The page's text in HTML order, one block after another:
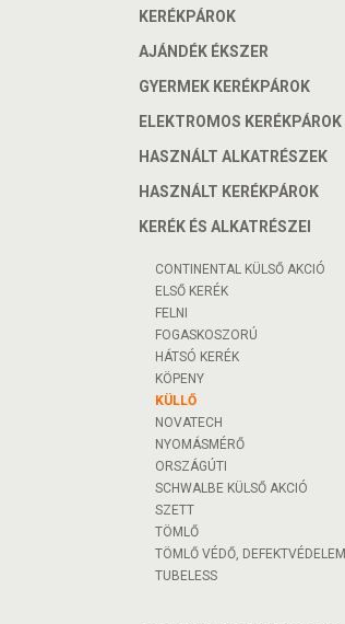
KERÉKPÁROK
AJÁNDÉK ÉKSZER
GYERMEK KERÉKPÁROK
ELEKTROMOS KERÉKPÁROK
HASZNÁLT ALKATRÉSZEK
HASZNÁLT KERÉKPÁROK
KERÉK ÉS ALKATRÉSZEI
CONTINENTAL KÜLSŐ AKCIÓ
ELSŐ KERÉK
FELNI
FOGASKOSZORÚ
HÁTSÓ KERÉK
KÖPENY
KÜLLŐ
NOVATECH
NYOMÁSMÉRŐ
ORSZÁGÚTI
SCHWALBE KÜLSŐ AKCIÓ
SZETT
TÖMLŐ
TÖMLŐ VÉDŐ, DEFEKTVÉDELEM
TUBELESS